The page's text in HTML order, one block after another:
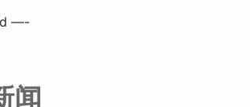
—-
闻